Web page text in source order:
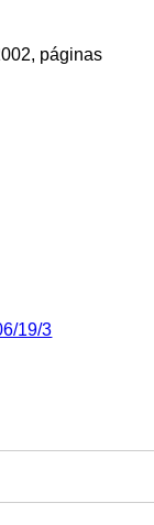
páginas
19/3